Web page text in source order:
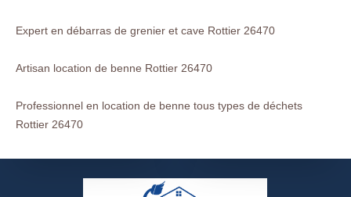
Expert en débarras de grenier et cave Rottier 26470
Artisan location de benne Rottier 26470
Professionnel en location de benne tous types de déchets
Rottier 26470